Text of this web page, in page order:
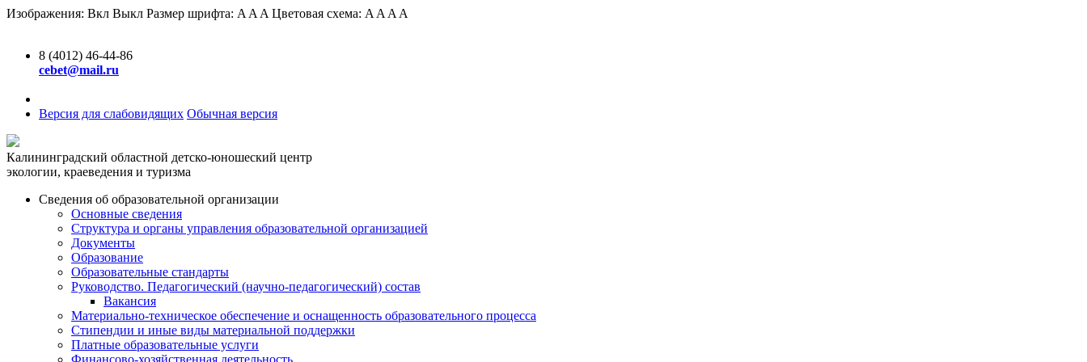
Изображения: Вкл Выкл Размер шрифта: A A A Цветовая схема: A A A A
8 (4012) 46-44-86
cebet@mail.ru
Версия для слабовидящих Обычная версия
Калининградский областной детско-юношеский центр
экологии, краеведения и туризма
Сведения об образовательной организации
Основные сведения
Структура и органы управления образовательной организацией
Документы
Образование
Образовательные стандарты
Руководство. Педагогический (научно-педагогический) состав
Вакансия
Материально-техническое обеспечение и оснащенность образовательного процесса
Стипендии и иные виды материальной поддержки
Платные образовательные услуги
Финансово-хозяйственная деятельность